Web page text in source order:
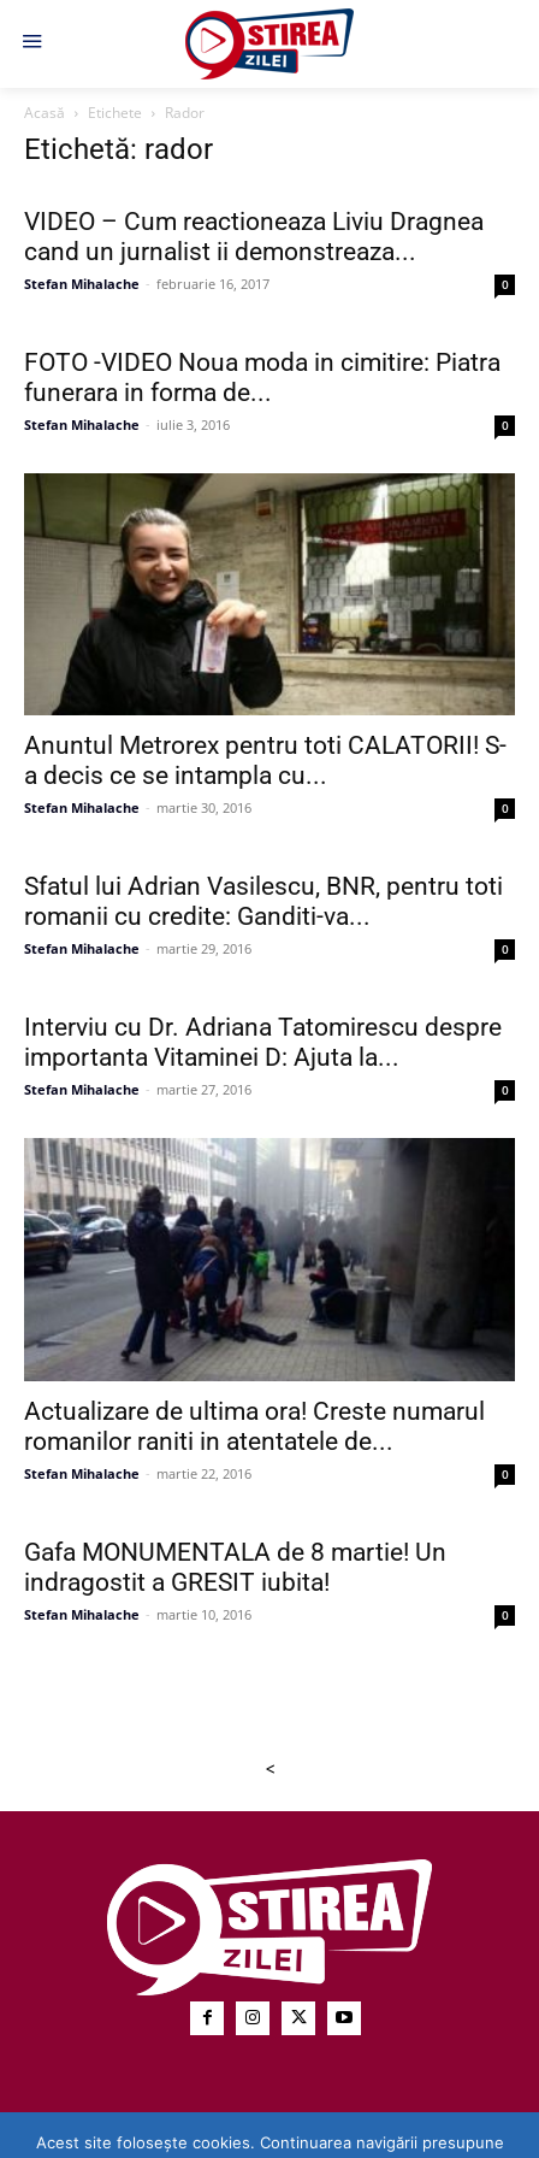
Acasă Etichete Rador
Etichetă: rador
VIDEO – Cum reactioneaza Liviu Dragnea
cand un jurnalist ii demonstreaza...
Stefan Mihalache - februarie 16, 2017 0
FOTO -VIDEO Noua moda in cimitire: Piatra
funerara in forma de...
Stefan Mihalache - iulie 3, 2016 0
Anuntul Metrorex pentru toti CALATORII! S-
a decis ce se intampla cu...
Stefan Mihalache - martie 30, 2016 0
Sfatul lui Adrian Vasilescu, BNR, pentru toti
romanii cu credite: Ganditi-va...
Stefan Mihalache - martie 29, 2016 0
Interviu cu Dr. Adriana Tatomirescu despre
importanta Vitaminei D: Ajuta la...
Stefan Mihalache - martie 27, 2016 0
Actualizare de ultima ora! Creste numarul
romanilor raniti in atentatele de...
Stefan Mihalache - martie 22, 2016 0
Gafa MONUMENTALA de 8 martie! Un
indragostit a GRESIT iubita!
Stefan Mihalache - martie 10, 2016 0
<
Acest site folosește cookies. Continuarea navigării presupune